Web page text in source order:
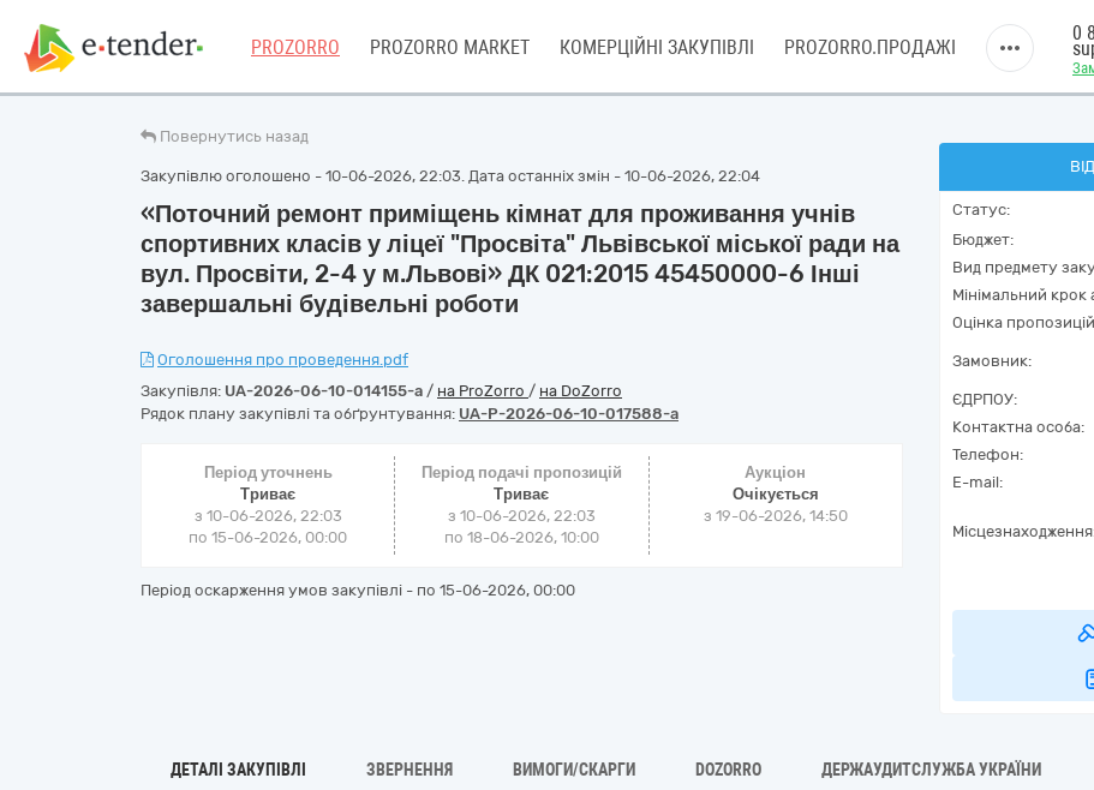
PROZORRO PROZORRO MARKET КОМЕРЦІЙНІ ЗАКУПІВЛІ PROZORRO.ПРОДАЖІ
0
Повернутись назад
Закупівлю оголошено - 10-06-2026, 22:03. Дата останніх змін - 10-06-2026, 22:04
«Поточний ремонт приміщень кімнат для проживання учнів
спортивних класів у ліцеї "Просвіта" Львівської міської ради на
вул. Просвіти, 2-4 у м.Львові» ДК 021:2015 45450000-6 Інші
завершальні будівельні роботи
Оголошення про проведення.pdf
Закупівля: UA-2026-06-10-014155-a / на ProZorro / на DoZorro
Рядок плану закупівлі та обґрунтування: UA-P-2026-06-10-017588-a
Період уточнень
Триває
з 10-06-2026, 22:03
по 15-06-2026, 00:00
Період подачі пропозицій
Триває
з 10-06-2026, 22:03
по 18-06-2026, 10:00
Аукціон
Очікується
з 19-06-2026, 14:50
Період оскарження умов закупівлі - по 15-06-2026, 00:00
Статус:
Бюджет:
Вид предмету
Мінімальний крок
Оцінка
Замовник:
ЄДРПОУ:
Контактна особа:
Телефон:
E-mail:
ДЕТАЛІ ЗАКУПІВЛІ ЗВЕРНЕННЯ ВИМОГИ/СКАРГИ DOZORRO ДЕРЖАУДИТСЛУЖБА УКРАЇНИ